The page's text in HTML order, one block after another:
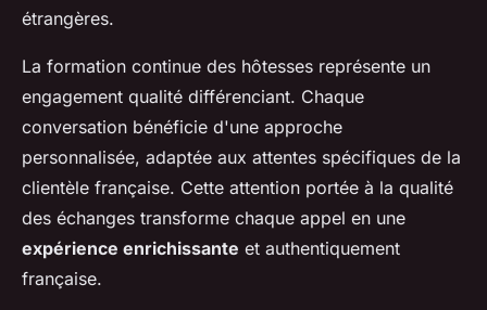
étrangères.
La formation continue des hôtesses représente un
engagement qualité différenciant. Chaque
conversation bénéficie d'une approche
personnalisée, adaptée aux attentes spécifiques de la
clientèle française. Cette attention portée à la qualité
des échanges transforme chaque appel en une
expérience enrichissante et authentiquement
française.